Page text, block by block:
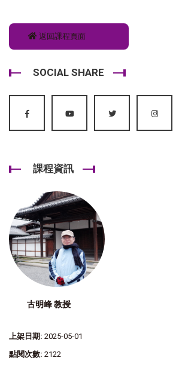
返回課程頁面
SOCIAL SHARE
課程資訊
古明峰 教授
上架日期: 2025-05-01
點閱次數: 2122